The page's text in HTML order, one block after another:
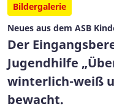
Bildergalerie
Neues aus dem ASB
Der
Jugendhilfe
winterlich-weiß
bewacht.